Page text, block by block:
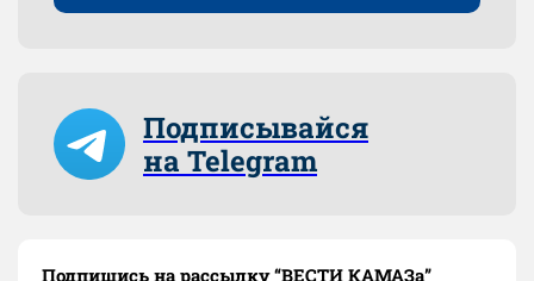
Подписывайся
на Telegram
Подпишись на рассылку “ВЕСТИ КАМАЗа”